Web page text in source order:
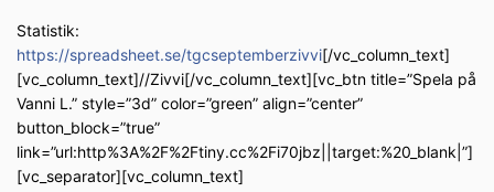
Statistik:
https://spreadsheet.se/tgcseptemberzivvi[/vc_column_text]
[vc_column_text]//Zivvi[/vc_column_text][vc_btn title=”Spela på
Vanni L.” style=”3d” color=”green” align=”center”
button_block=”true”
link=”url:http%3A%2F%2Ftiny.cc%2Fi70jbz||target:%20_blank|”]
[vc_separator][vc_column_text]